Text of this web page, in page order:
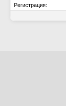
Регистрация: